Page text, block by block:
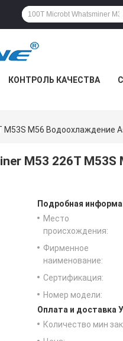
КОНТРОЛЬ КАЧЕСТВА
M56 Водоохлаждение
M53 226T
Подробная
Место
происхождения:
Фирменное
наименование:
Сертификация:
Номер модели:
Оплата и доставка
Количество мин